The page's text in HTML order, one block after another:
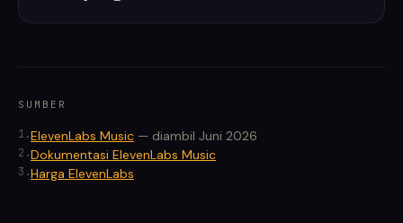
SUMBER
1 .ElevenLabs Music — diambil Juni 2026
2 .Dokumentasi ElevenLabs Music
3 .Harga ElevenLabs